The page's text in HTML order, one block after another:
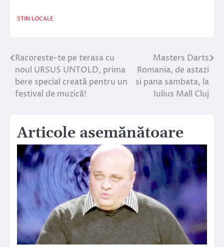
STIRI LOCALE
Navigare
în
articole
Racoreste-te pe terasa cu
noul URSUS UNTOLD, prima
bere special creată pentru un
festival de muzică!
Masters Darts
Romania, de astazi
si pana sambata, la
Iulius Mall Cluj
Articole asemănătoare